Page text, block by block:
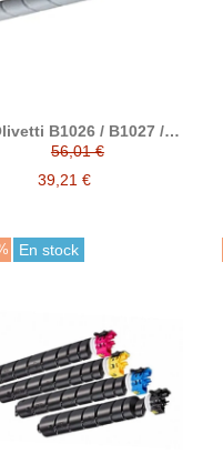
B1026 / B1027 /
B1028 / B1029 tóner
compatible
56,01 €
39,21 €
En stock